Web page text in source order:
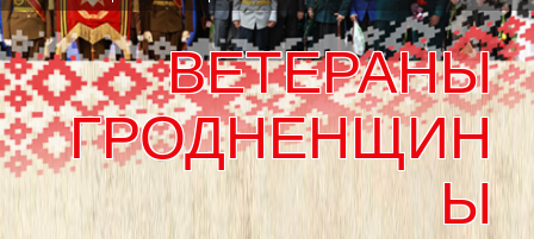
ВЕТЕРАНЫ
ГРОДНЕНЩИН
Ы